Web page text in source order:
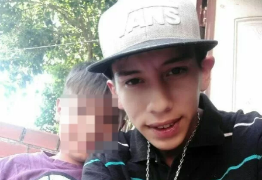
Lee también:LE CORTARON LA CARA A
UN CHOFER DE LANÚS: HAY PARO
Los delincuentes se dieron a la fuga. Alvez fue
trasladado de urgencia al Hospital del Bicentenario de
Esteban Echeverría por su compañera en el mismo
móvil con el cual se encontraban patrullando. Ya en el
hospital, horas después, Alvez falleció durante la
operación.